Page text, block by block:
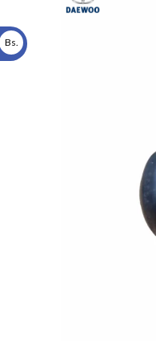
Bs.